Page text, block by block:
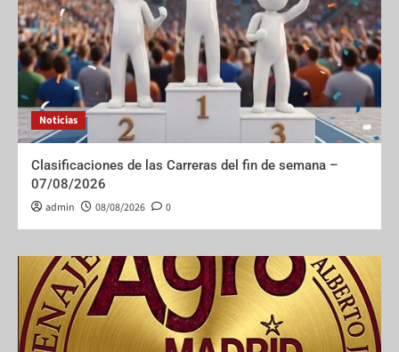
Noticias
Clasificaciones de las Carreras del fin de semana –
07/08/2026
admin 08/08/2026 0